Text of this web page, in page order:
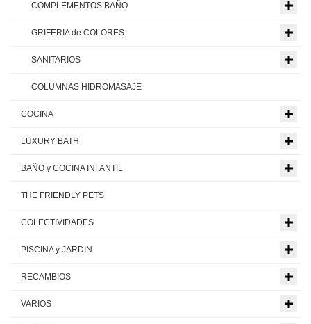
COMPLEMENTOS BAÑO
GRIFERIA de COLORES
SANITARIOS
COLUMNAS HIDROMASAJE
COCINA
LUXURY BATH
BAÑO y COCINA INFANTIL
THE FRIENDLY PETS
COLECTIVIDADES
PISCINA y JARDIN
RECAMBIOS
VARIOS